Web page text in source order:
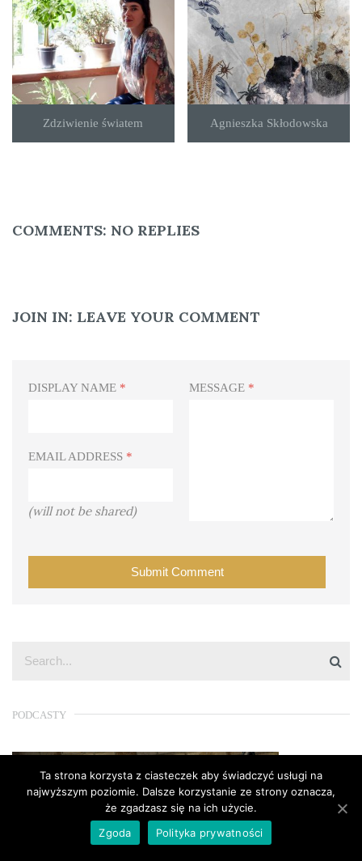
Zdziwienie światem Agnieszka Skłodowska
COMMENTS: NO REPLIES
JOIN IN: LEAVE YOUR COMMENT
DISPLAY NAME *
EMAIL ADDRESS *
(will not be shared)
MESSAGE *
PODCASTY
Ta strona korzysta z ciasteczek aby świadczyć usługi na
najwyższym poziomie. Dalsze korzystanie ze strony oznacza,
że zgadzasz się na ich użycie.
Zgoda
Polityka prywatności